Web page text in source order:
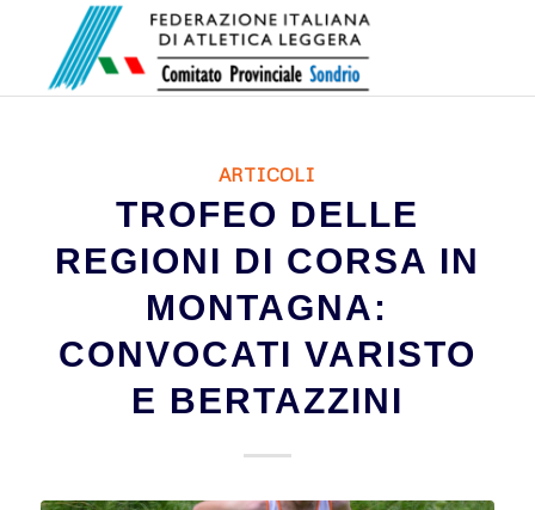
ARTICOLI
TROFEO DELLE
REGIONI DI CORSA IN
MONTAGNA:
CONVOCATI VARISTO
E BERTAZZINI